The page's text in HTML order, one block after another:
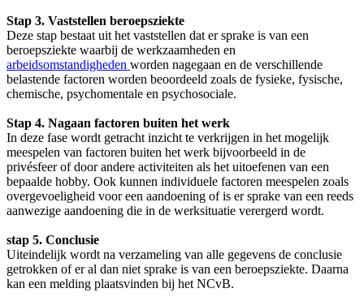
Stap 3. Vaststellen beroepsziekte
Deze stap bestaat uit het vaststellen dat er sprake is van een
beroepsziekte waarbij de werkzaamheden en
arbeidsomstandigheden worden nagegaan en de verschillende
belastende factoren worden beoordeeld zoals de fysieke, fysische,
chemische, psychomentale en psychosociale.
Stap 4. Nagaan factoren buiten het werk
In deze fase wordt getracht inzicht te verkrijgen in het mogelijk
meespelen van factoren buiten het werk bijvoorbeeld in de
privésfeer of door andere activiteiten als het uitoefenen van een
bepaalde hobby. Ook kunnen individuele factoren meespelen zoals
overgevoeligheid voor een aandoening of is er sprake van een reeds
aanwezige aandoening die in de werksituatie verergerd wordt.
stap 5. Conclusie
Uiteindelijk wordt na verzameling van alle gegevens de conclusie
getrokken of er al dan niet sprake is van een beroepsziekte. Daarna
kan een melding plaatsvinden bij het NCvB.